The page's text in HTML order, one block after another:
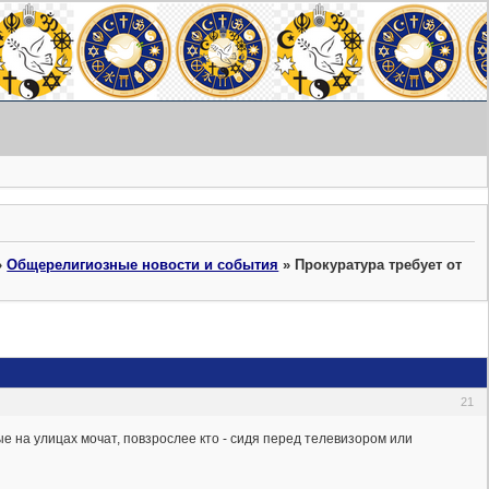
Общерелигиозные новости и события »Прокуратура требует от
21
улицах мочат, повзрослее кто - сидя перед телевизором или